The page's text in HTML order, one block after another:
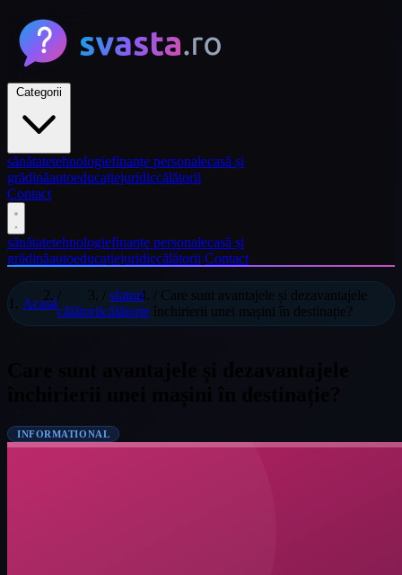
sănătatetehnologiefinanțe personalecasă și
grădinăautoeducațiejuridiccălătorii
Contact
sănătatetehnologiefinanțe personalecasă și
grădinăautoeducațiejuridiccălătorii Contact
Acasă
călătorii
sfaturi
călătorie
/ Care sunt avantajele și dezavantajele
închirierii unei mașini în destinație?
INFORMATIONAL